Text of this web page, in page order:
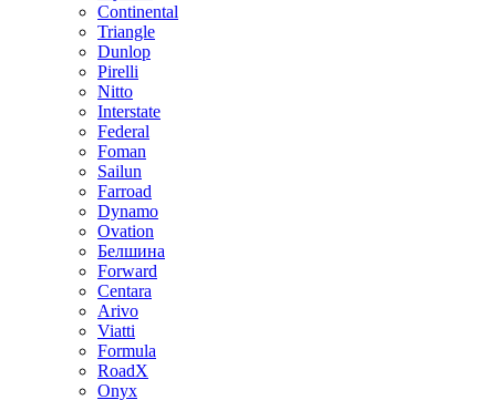
Continental
Triangle
Dunlop
Pirelli
Nitto
Interstate
Federal
Foman
Sailun
Farroad
Dynamo
Ovation
Белшина
Forward
Centara
Arivo
Viatti
Formula
RoadX
Onyx